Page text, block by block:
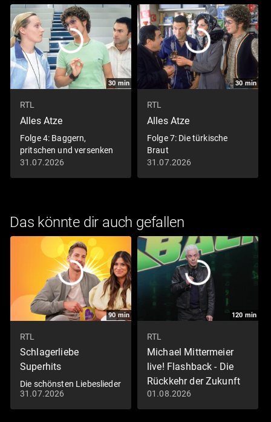
30 min
RTL
Alles Atze
Folge 4: Baggern,
pritschen und versenken
31.07.2026
30min
RTL
Alles Atze
Folge 7: Die türkische
Braut
31.07.2026
Das könnte dir auch gefallen
90 min
RTL
Schlagerliebe
Superhits
Die schönsten Liebeslieder
31.07.2026
120 min
RTL
Michael Mittermeier
live! Flashback - Die
Rückkehr der Zukunft
Folge 1: Michael
Mittermeier live!
01.08.2026